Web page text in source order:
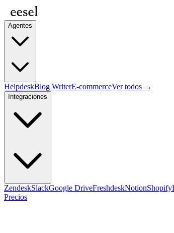
Agentes
HelpdeskBlog WriterE-commerceVer todos →
Integraciones
ZendeskSlackGoogle DriveFreshdeskNotionShopify
Precios